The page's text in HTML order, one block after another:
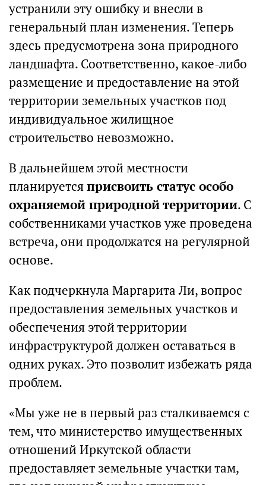
устранили эту ошибку и внесли в
генеральный план изменения. Теперь
здесь предусмотрена зона природного
ландшафта. Соответственно, какое-либо
размещение и предоставление на этой
территории земельных участков под
индивидуальное жилищное
строительство невозможно.
В дальнейшем этой местности
планируетсяприсвоить статус особо
охраняемой природной территории. С
собственниками участков уже проведена
встреча, они продолжатся на регулярной
основе.
Как подчеркнула Маргарита Ли, вопрос
предоставления земельных участков и
обеспечения этой территории
инфраструктурой должен оставаться в
одних руках. Это позволит избежать ряда
проблем.
«Мы уже не в первый раз сталкиваемся с
тем, что министерство имущественных
отношений Иркутской области
предоставляет земельные участки там,